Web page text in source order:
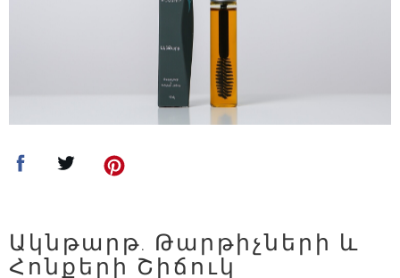
Ակնթարթ. Թարթիչների ԵՒ
Հոնքերի Շիճուկ